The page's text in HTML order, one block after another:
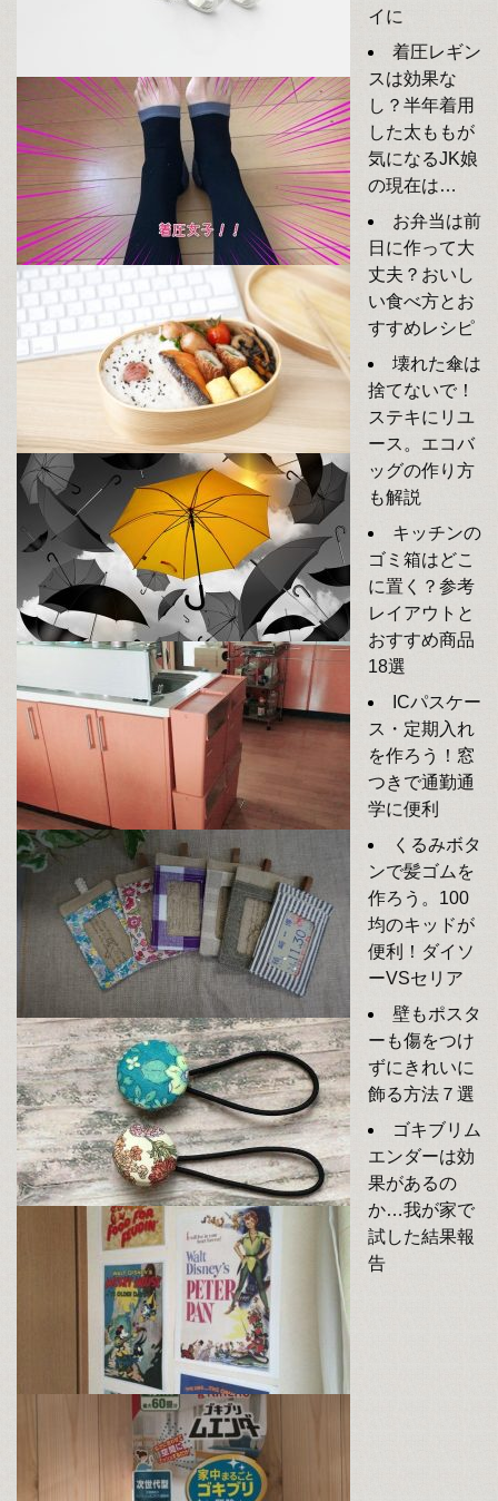
イに
着圧レギン
スは効果な
し？半年着用
した太ももが
気になるJK娘
の現在は…
お弁当は前
日に作って大
丈夫？おいし
い食べ方とお
すすめレシピ
壊れた傘は
捨てないで！
ステキにリユ
ース。エコバ
ッグの作り方
も解説
キッチンの
ゴミ箱はどこ
に置く？参考
レイアウトと
おすすめ商品
18選
ICパスケー
ス・定期入れ
を作ろう！窓
つきで通勤通
学に便利
くるみボタ
ンで髪ゴムを
作ろう。100
均のキッドが
便利！ダイソ
ーVSセリア
壁もポスタ
ーも傷をつけ
ずにきれいに
飾る方法７選
ゴキブリム
エンダーは効
果があるの
か…我が家で
試した結果報
告